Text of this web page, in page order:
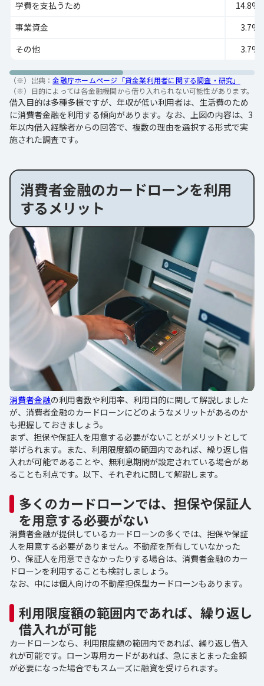
学費を支払うため
14.8%
事業資金
3.7%
その他
3.7%
（※）出典：金融庁ホームページ「貸金業利用者に関する調査・研究」
（※） 目的によっては各金融機関から借り入れられない可能性があります。
借入目的は多種多様ですが、年収が低い利用者は、生活費のため
に消費者金融を利用する傾向があります。なお、上図の内容は、3
年以内借入経験者からの回答で、複数の理由を選択する形式で実
施された調査です。
消費者金融のカードローンを利用
するメリット
消費者金融の利用者数や利用率、利用目的に関して解説しました
が、消費者金融のカードローンにどのようなメリットがあるのか
も把握しておきましょう。
まず、担保や保証人を用意する必要がないことがメリットとして
挙げられます。また、利用限度額の範囲内であれば、繰り返し借
入れが可能であることや、無利息期間が設定されている場合があ
ることも利点です。以下、それぞれに関して解説します。
多くのカードローンでは、担保や保証人
を用意する必要がない
消費者金融が提供しているカードローンの多くでは、担保や保証
人を用意する必要がありません。不動産を所有していなかった
り、保証人を用意できなかったりする場合は、消費者金融のカー
ドローンを利用することも検討しましょう。
なお、中には個人向けの不動産担保型カードローンもあります。
利用限度額の範囲内であれば、繰り返し
借入れが可能
カードローンなら、利用限度額の範囲内であれば、繰り返し借入
れが可能です。ローン専用カードがあれば、急にまとまった金額
が必要になった場合でもスムーズに融資を受けられます。